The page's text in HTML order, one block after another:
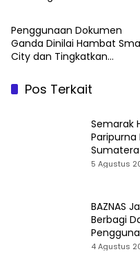
Penggunaan Dokumen
Ganda Dinilai Hambat
City dan Tingkatkan
Bandung
Pos Terkait
Semarak
5 Agustus
BAZNAS
Berbagi
Ciririp
4 Agustus